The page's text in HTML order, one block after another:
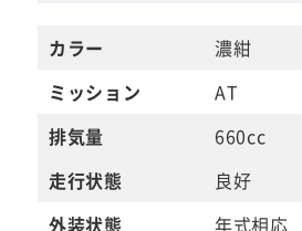
カラー
濃紺
ミッション
AT
排気量
660cc
走行状態
良好
外装状態
年式相応